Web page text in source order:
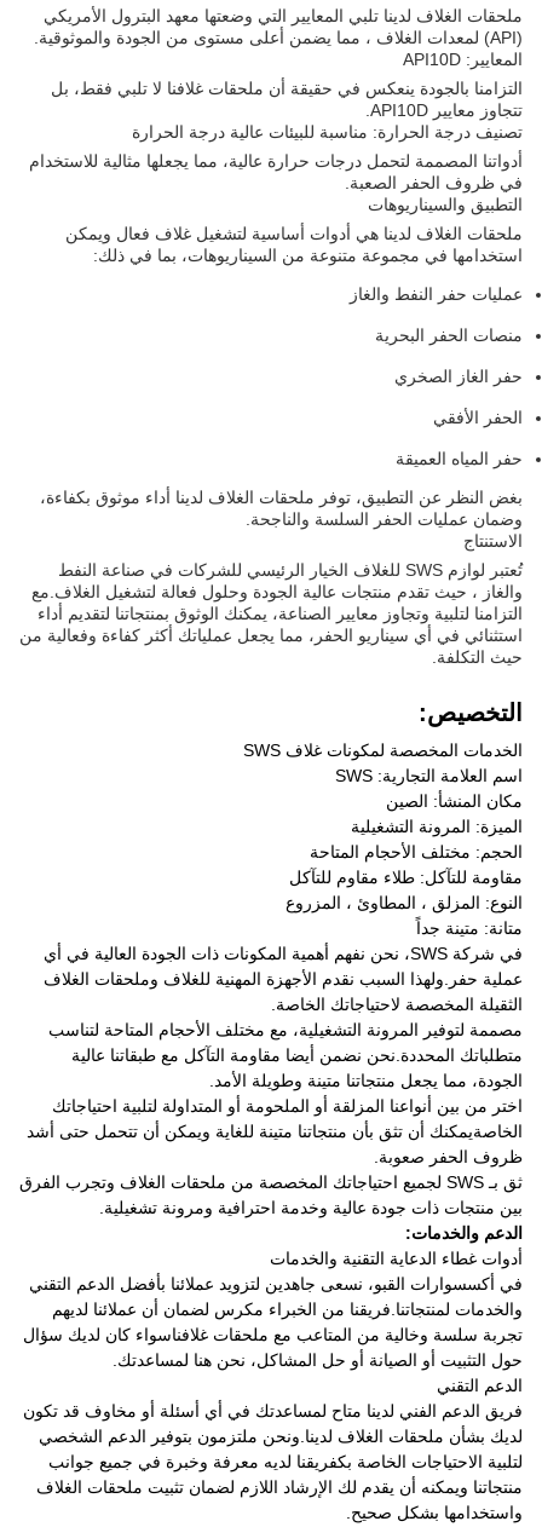
ملحقات الغلاف لدينا تلبي المعايير التي وضعتها معهد البترول الأمريكي
المعايير: API10D
التزامنا بالجودة ينعكس في حقيقة أن ملحقات غلافنا لا تلبي فقط، بل
تتجاوز معايير API10D.
تصنيف درجة الحرارة: مناسبة للبيئات عالية درجة الحرارة
أدواتنا المصممة لتحمل درجات حرارة عالية، مما يجعلها مثالية للاستخدام
في ظروف الحفر الصعبة.
التطبيق والسيناريوهات
ملحقات الغلاف لدينا هي أدوات أساسية لتشغيل غلاف فعال ويمكن
استخدامها في مجموعة متنوعة من السيناريوهات، بما في ذلك:
عمليات حفر النفط والغاز
منصات الحفر البحرية
حفر الغاز الصخري
الحفر الأفقي
حفر المياه العميقة
بغض النظر عن التطبيق، توفر ملحقات الغلاف لدينا أداء موثوق بكفاءة،
وضمان عمليات الحفر السلسة والناجحة.
الاستنتاج
تُعتبر لوازم SWS للغلاف الخيار الرئيسي للشركات في صناعة النفط
والغاز ، حيث تقدم منتجات عالية الجودة وحلول فعالة لتشغيل الغلاف.مع
التزامنا لتلبية وتجاوز معايير الصناعة، يمكنك الوثوق بمنتجاتنا لتقديم أداء
استثنائي في أي سيناريو الحفر، مما يجعل عملياتك أكثر كفاءة وفعالية من
حيث التكلفة.
التخصيص:
الخدمات المخصصة لمكونات غلاف SWS
اسم العلامة التجارية: SWS
مكان المنشأ: الصين
الميزة: المرونة التشغيلية
الحجم: مختلف الأحجام المتاحة
مقاومة للتآكل: طلاء مقاوم للتآكل
النوع: المزلق ، المطاوئ ، المزروع
متانة: متينة جداً
في شركة SWS، نحن نفهم أهمية المكونات ذات الجودة العالية في أي
عملية حفر.ولهذا السبب نقدم الأجهزة المهنية للغلاف وملحقات الغلاف
الثقيلة المخصصة لاحتياجاتك الخاصة.
مصممة لتوفير المرونة التشغيلية، مع مختلف الأحجام المتاحة لتناسب
متطلباتك المحددة.نحن نضمن أيضا مقاومة التآكل مع طبقاتنا عالية
الجودة، مما يجعل منتجاتنا متينة وطويلة الأمد.
اختر من بين أنواعنا المزلقة أو الملحومة أو المتداولة لتلبية احتياجاتك
الخاصةيمكنك أن تثق بأن منتجاتنا متينة للغاية ويمكن أن تتحمل حتى أشد
ظروف الحفر صعوبة.
ثق بـ SWS لجميع احتياجاتك المخصصة من ملحقات الغلاف وتجرب الفرق
بين منتجات ذات جودة عالية وخدمة احترافية ومرونة تشغيلية.
الدعم والخدمات:
أدوات غطاء الدعاية التقنية والخدمات
في أكسسوارات القبو، نسعى جاهدين لتزويد عملائنا بأفضل الدعم التقني
والخدمات لمنتجاتنا.فريقنا من الخبراء مكرس لضمان أن عملائنا لديهم
تجربة سلسة وخالية من المتاعب مع ملحقات غلافناسواء كان لديك سؤال
حول التثبيت أو الصيانة أو حل المشاكل، نحن هنا لمساعدتك.
الدعم التقني
فريق الدعم الفني لدينا متاح لمساعدتك في أي أسئلة أو مخاوف قد تكون
لديك بشأن ملحقات الغلاف لدينا.ونحن ملتزمون بتوفير الدعم الشخصي
لتلبية الاحتياجات الخاصة بكفريقنا لديه معرفة وخبرة في جميع جوانب
منتجاتنا ويمكنه أن يقدم لك الإرشاد اللازم لضمان تثبيت ملحقات الغلاف
واستخدامها بشكل صحيح.